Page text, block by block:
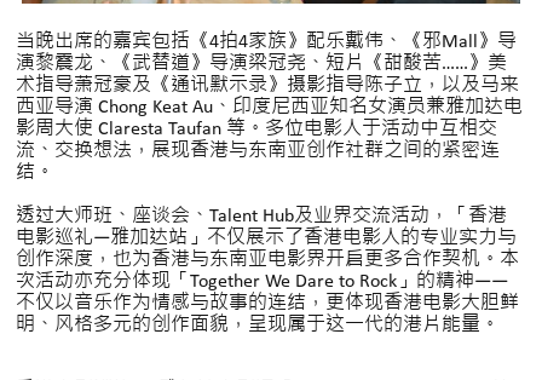
当晚出席的嘉宾包括《4拍4家族》配乐戴伟、《邪Mall》导
演黎震龙、《武替道》导演梁冠尧、短片《甜酸苦……》美
术指导萧冠豪及《通讯默示录》摄影指导陈子立，以及马来
西亚导演 Chong Keat Au、印度尼西亚知名女演员兼雅加达电
影周大使 Claresta Taufan 等。多位电影人于活动中互相交
流、交换想法，展现香港与东南亚创作社群之间的紧密连
结。
透过大师班、座谈会、Talent Hub及业界交流活动，「香港
电影巡礼—雅加达站」不仅展示了香港电影人的专业实力与
创作深度，也为香港与东南亚电影界开启更多合作契机。本
次活动亦充分体现「Together We Dare to Rock」的精神——
不仅以音乐作为情感与故事的连结，更体现香港电影大胆鲜
明、风格多元的创作面貌，呈现属于这一代的港片能量。